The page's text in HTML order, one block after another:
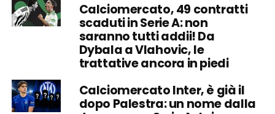
Calciomercato, 49 contratti
scaduti in Serie A: non
saranno tutti addii! Da
Dybala a Vlahovic, le
trattative ancora in piedi
Calciomercato Inter, è già il
dopo Palestra: un nome dalla